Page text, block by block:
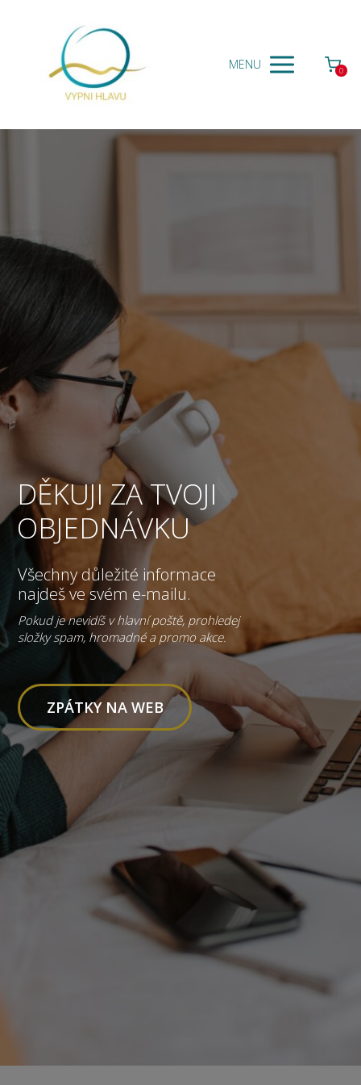
MENU 0
DĚKUJI ZA TVOJI
OBJEDNÁVKU
Všechny důležité informace
najdeš ve svém e-mailu.
Pokud je nevidíš v hlavní poště, prohledej
složky spam, hromadné a promo akce.
ZPÁTKY NA WEB